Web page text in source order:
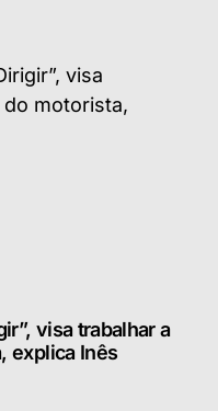
visa trabalhar a
explica Inês